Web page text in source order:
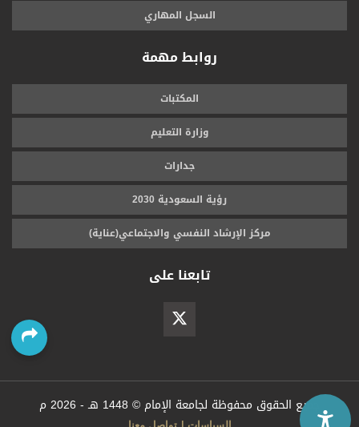
السجل المهاري
روابط مهمة
المكتبات
وزارة التعليم
جدارات
رؤية السعودية 2030
مركز الإرشاد النفسي والاجتماعي(عناية)
تابعنا على
جميع الحقوق محفوظة لجامعة الإمام © 1448 هـ - 2026 م